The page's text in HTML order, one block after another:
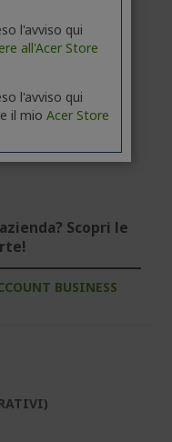
2,10 GHz
1080) 16:9
condivisa
Scopri le
BUSINESS
l'avviso qui
all'Acer Store
l'avviso qui
il mio Acer Store